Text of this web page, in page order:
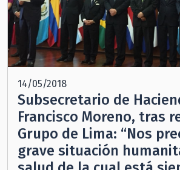
14/05/2018
Subsecretario de
Francisco Moreno, tras
Grupo de Lima: “Nos
grave situación